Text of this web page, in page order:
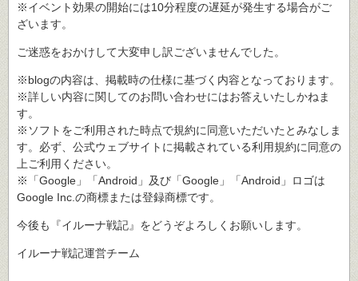
※イベント効果の開始には10分程度の遅延が発生する場合がご
ざいます。
ご迷惑をおかけして大変申し訳ございませんでした。
※blogの内容は、掲載時の仕様に基づく内容となっております。
※詳しい内容に関してのお問い合わせにはお答えいたしかねま
す。
※ソフトをご利用された時点で規約に同意いただいたとみなしま
す。必ず、公式ウェブサイトに掲載されている利用規約に同意の
上ご利用ください。
※「Google」「Android」及び「Google」「Android」ロゴは
Google Inc.の商標または登録商標です。
今後も『イルーナ戦記』をどうぞよろしくお願いします。
イルーナ戦記運営チーム